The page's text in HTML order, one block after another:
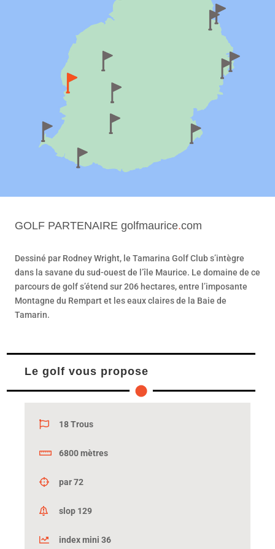
GOLF PARTENAIRE golfmaurice.com
Dessiné par Rodney Wright, le Tamarina Golf Club s’intègre
dans la savane du sud-ouest de l’île Maurice. Le domaine de ce
parcours de golf s’étend sur 206 hectares, entre l’imposante
Montagne du Rempart et les eaux claires de la Baie de
Tamarin.
Le golf vous propose
18 Trous
6800 mètres
par 72
slop 129
index mini 36